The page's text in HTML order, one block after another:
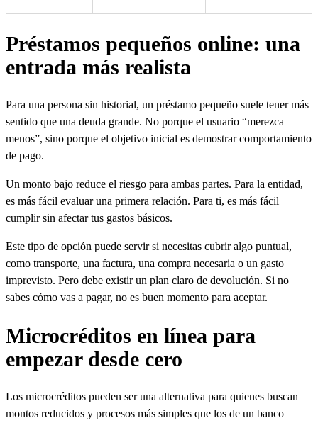
Préstamos pequeños online: una
entrada más realista
Para una persona sin historial, un préstamo pequeño suele tener más
sentido que una deuda grande. No porque el usuario “merezca
menos”, sino porque el objetivo inicial es demostrar comportamiento
de pago.
Un monto bajo reduce el riesgo para ambas partes. Para la entidad,
es más fácil evaluar una primera relación. Para ti, es más fácil
cumplir sin afectar tus gastos básicos.
Este tipo de opción puede servir si necesitas cubrir algo puntual,
como transporte, una factura, una compra necesaria o un gasto
imprevisto. Pero debe existir un plan claro de devolución. Si no
sabes cómo vas a pagar, no es buen momento para aceptar.
Microcréditos en línea para
empezar desde cero
Los microcréditos pueden ser una alternativa para quienes buscan
montos reducidos y procesos más simples que los de un banco